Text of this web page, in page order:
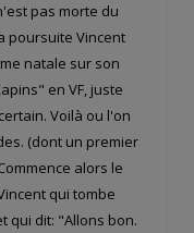
pas morte du
poursuite Vincent
natale sur son
en VF, juste
Voilà ou l'on
(dont un premier
alors le
qui tombe
qui dit: "Allons bon.